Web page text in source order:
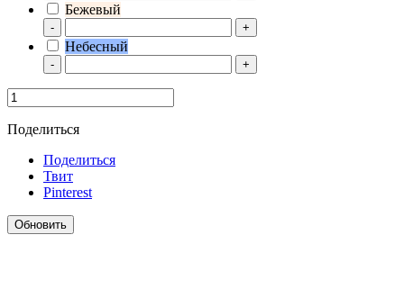
Бежевый
- +
Небесный
- +
Поделиться
Поделиться
Твит
Pinterest